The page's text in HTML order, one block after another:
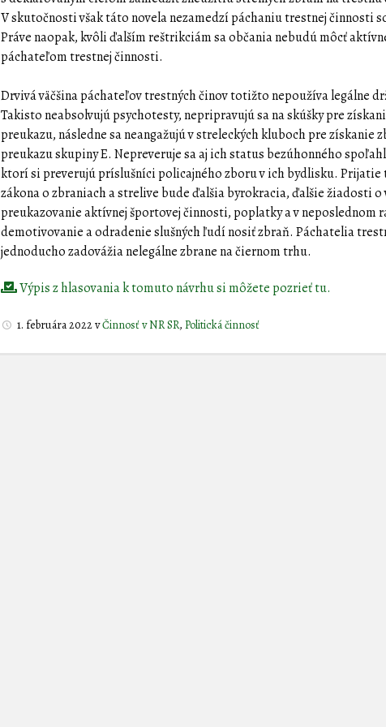
V skutočnosti však táto novela nezamedzí páchaniu trestnej činnosti
Práve naopak, kvôli ďalším reštrikciám sa občania nebudú môcť
páchateľom trestnej činnosti.
Drvivá väčšina páchateľov trestných činov totižto nepoužíva legálne
Takisto neabsolvujú psychotesty, nepripravujú sa na skúšky pre
preukazu, následne sa neangažujú v streleckých kluboch pre získanie
preukazu skupiny E. Nepreveruje sa aj ich status bezúhonného
ktorí si preverujú príslušníci policajného zboru v ich bydlisku. Prijatie
zákona o zbraniach a strelive bude ďalšia byrokracia, ďalšie žiadosti o
preukazovanie aktívnej športovej činnosti, poplatky a v neposlednom
demotivovanie a odradenie slušných ľudí nosiť zbraň. Páchatelia
jednoducho zadovážia nelegálne zbrane na čiernom trhu.
Výpis z hlasovania k tomuto návrhu si môžete pozrieť tu.
1. februára 2022vČinnosť v NR SR,Politická činnosť